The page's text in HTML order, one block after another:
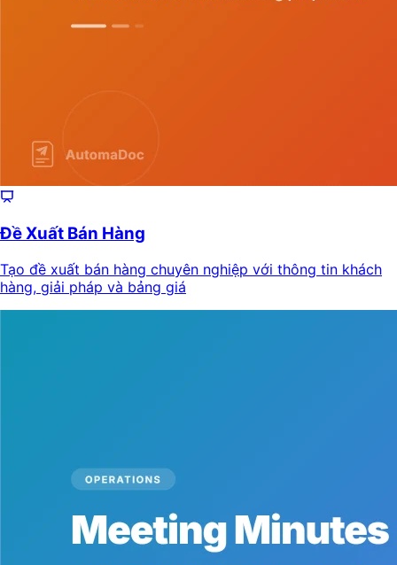
Đề Xuất Bán Hàng
Tạo đề xuất bán hàng chuyên nghiệp với thông tin khách
hàng, giải pháp và bảng giá